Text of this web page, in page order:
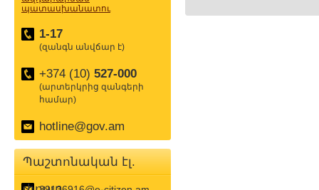
պատասխանատու
1-17
(զանգն անվճար է)
+374 (10) 527-000
(արտերկրից զանգերի
համար)
hotline@gov.am
Պաշտոնական էլ.